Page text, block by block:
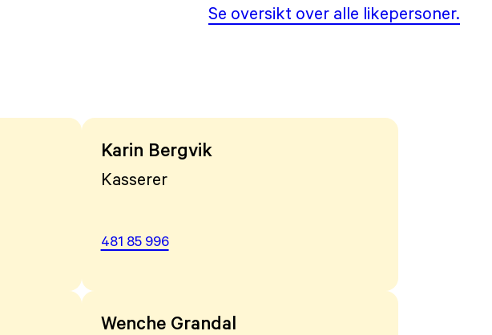
Se oversikt over alle likepersoner.
Karin Bergvik
Kasserer
481 85 996
Wenche Grandal